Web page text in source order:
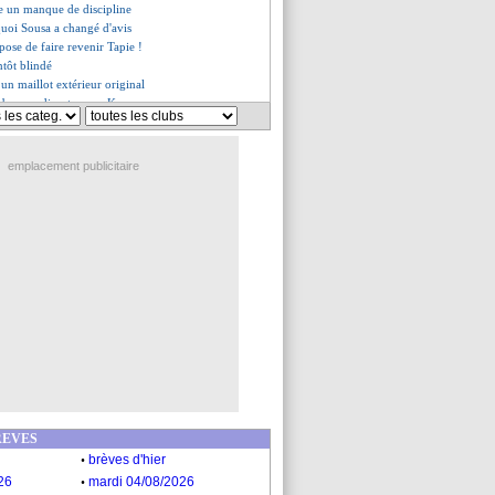
un manque de discipline
Sousa a changé d'avis
de faire revenir Tapie !
blindé
un maillot extérieur original
russe discute pour Kamano
se refroidit
a signé (officiel)
emplacement publicitaire
. brèves d'hier
. mardi 04/08/2026